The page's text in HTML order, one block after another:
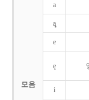
모음
a
ą̨
e
ę
i